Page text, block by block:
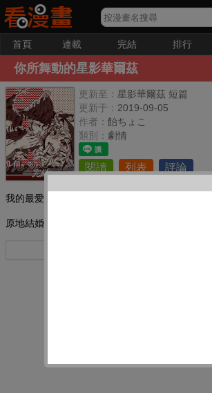
首頁 連載 完結 排行
你所舞動的星影華爾茲
完結
更新至： 星影華爾茲 短篇
更新于： 2019-09-05
作者： 飴ちょこ
類別： 劇情
閱讀 列表 評論
我的最愛：
原地結婚,請。